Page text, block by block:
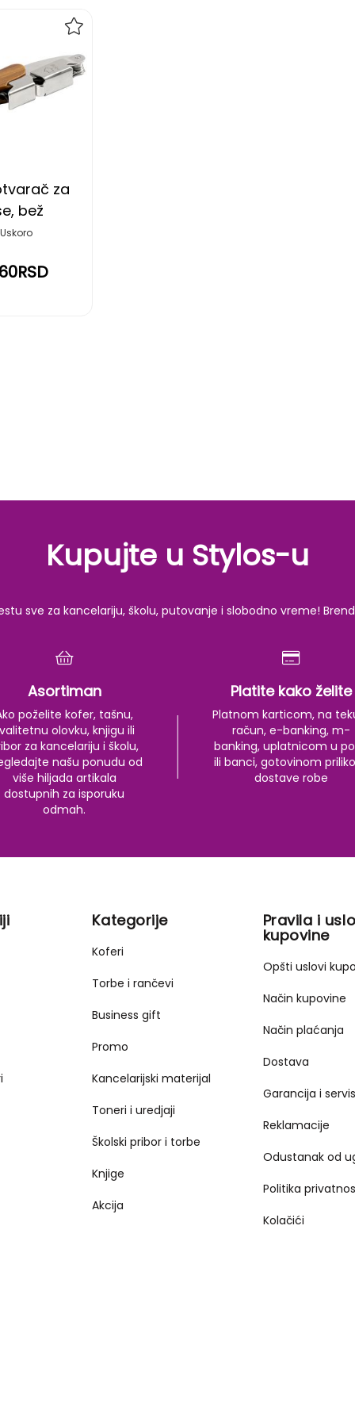
za
bež
NA
Kupujte u Stylos-u
sve za kancelariju, školu, putovanje i slobodno vreme!
Asortiman
poželite kofer, tašnu,
olovku, knjigu ili
za kancelariju i školu,
našu ponudu od
više hiljada artikala
dostupnih za isporuku
odmah.
Platite kako želite
Platnom karticom, na
račun, e-banking, m-
banking, uplatnicom u
ili banci, gotovinom
dostave robe
Kategorije
Koferi
Torbe i rančevi
Business gift
Promo
Kancelarijski materijal
Toneri i uredjaji
Školski pribor i torbe
Knjige
Akcija
Pravila i
kupovine
Opšti uslovi
Način kupovine
Način plaćanja
Dostava
Garancija i servis
Reklamacije
Odustanak od
Politika
Kolačići